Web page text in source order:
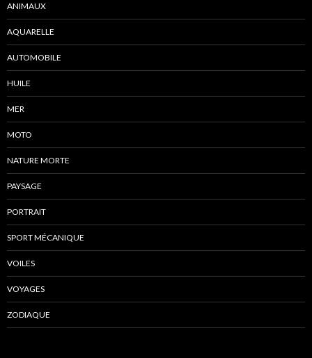
ANIMAUX
AQUARELLE
AUTOMOBILE
HUILE
MER
MOTO
NATURE MORTE
PAYSAGE
PORTRAIT
SPORT MÉCANIQUE
VOILES
VOYAGES
ZODIAQUE